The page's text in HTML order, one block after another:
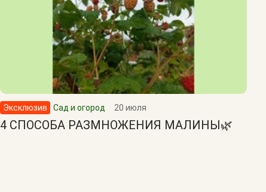
Эксклюзив Сад и огород 20 июля
4 СПОСОБА РАЗМНОЖЕНИЯ МАЛИНЫ🌿